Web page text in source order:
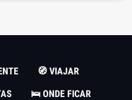
🧭 VIAJAR
🛌 ONDE FICAR